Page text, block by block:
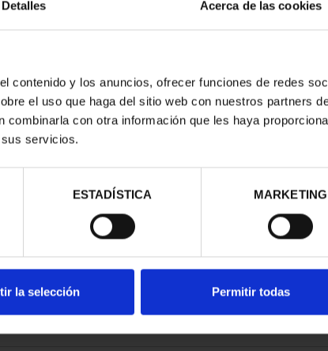
Detalles Acerca de las cookies
contenido y los anuncios, ofrecer funciones de redes
el uso que haga del sitio web con nuestros partners
con otra información que les haya
servicios.
ESTADÍSTICA MARKETING
la selección Permitir todas